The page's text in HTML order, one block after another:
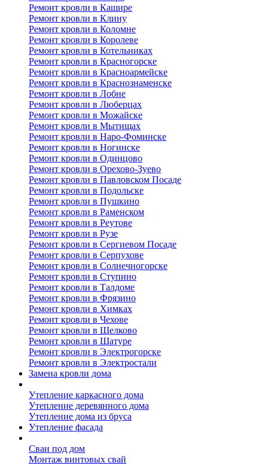
Ремонт кровли в Кашире
Ремонт кровли в Клину
Ремонт кровли в Коломне
Ремонт кровли в Королеве
Ремонт кровли в Котельниках
Ремонт кровли в Красногорске
Ремонт кровли в Красноармейске
Ремонт кровли в Краснознаменске
Ремонт кровли в Лобне
Ремонт кровли в Люберцах
Ремонт кровли в Можайске
Ремонт кровли в Мытищах
Ремонт кровли в Наро-Фоминске
Ремонт кровли в Ногинске
Ремонт кровли в Одинцово
Ремонт кровли в Орехово-Зуево
Ремонт кровли в Павловском Посаде
Ремонт кровли в Подольске
Ремонт кровли в Пушкино
Ремонт кровли в Раменском
Ремонт кровли в Реутове
Ремонт кровли в Рузе
Ремонт кровли в Сергиевом Посаде
Ремонт кровли в Серпухове
Ремонт кровли в Солнечногорске
Ремонт кровли в Ступино
Ремонт кровли в Талдоме
Ремонт кровли в Фрязино
Ремонт кровли в Химках
Ремонт кровли в Чехове
Ремонт кровли в Щелково
Ремонт кровли в Шатуре
Ремонт кровли в Электрогорске
Ремонт кровли в Электростали
Замена кровли дома
Утепление каркасного дома
Утепление деревянного дома
Утепление дома из бруса
Утепление фасада
Сваи под дом
Монтаж винтовых свай